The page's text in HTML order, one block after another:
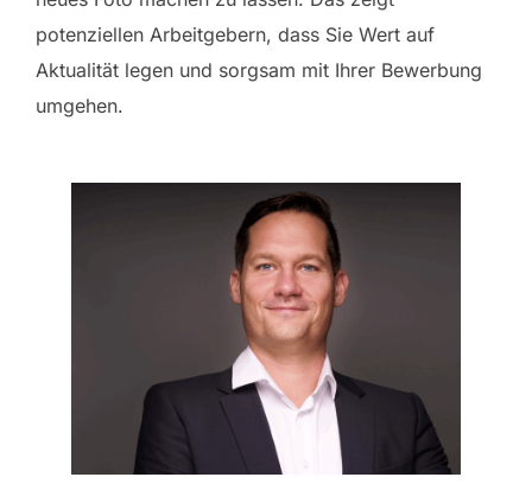
potenziellen Arbeitgebern, dass Sie Wert auf
Aktualität legen und sorgsam mit Ihrer Bewerbung
umgehen.